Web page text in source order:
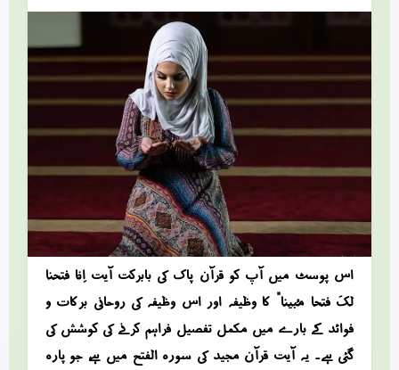
اس پوسٹ میں آپ کو قرآن پاک کی بابرکت آیت “اِنَّا فَتَحْنَا
لَکَ فَتْحًا مُّبِیْنًا” کا وظیفہ اور اس وظیفہ کی روحانی برکات و
فوائد کے بارے میں مکمل تفصیل فراہم کرنے کی کوشش کی
گئی ہے۔ یہ آیت قرآن مجید کی سورہ الفتح میں ہے، جو پارہ